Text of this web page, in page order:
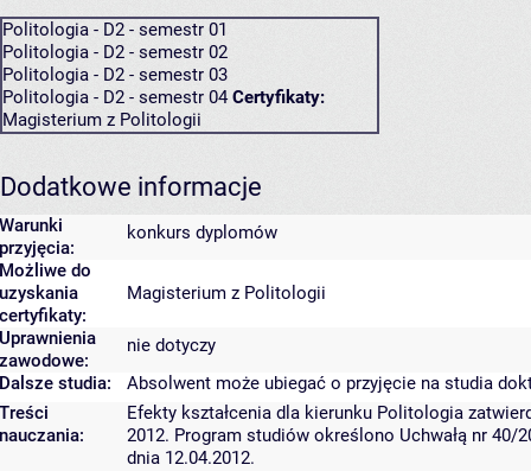
Politologia - D2 - semestr 01
Politologia - D2 - semestr 02
Politologia - D2 - semestr 03
Politologia - D2 - semestr 04 Certyfikaty:
Magisterium z Politologii
Dodatkowe informacje
Warunki
przyjęcia:
konkurs dyplomów
Możliwe do
uzyskania
certyfikaty:
Magisterium z Politologii
Uprawnienia
zawodowe:
nie dotyczy
Dalsze studia:
Absolwent może ubiegać o przyjęcie na studia
Treści
nauczania:
Efekty kształcenia dla kierunku Politologia
2012. Program studiów określono Uchwałą nr 40/
dnia 12.04.2012.